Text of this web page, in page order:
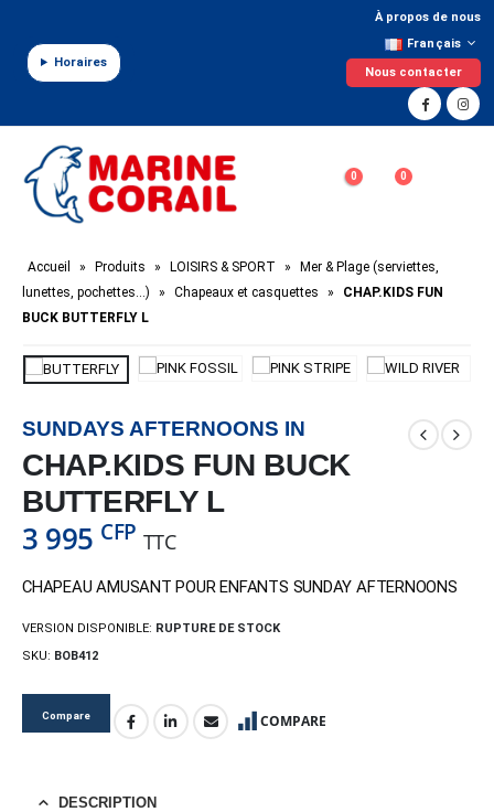
Horaires
À propos de nous
Français
Nous contacter
0 0
Accueil » Produits » LOISIRS & SPORT »
Mer & Plage (serviettes,
lunettes, pochettes…)
» Chapeaux et casquettes »
CHAP.KIDS FUN
BUCK BUTTERFLY L
SUNDAYS AFTERNOONS IN
CHAP.KIDS FUN BUCK
BUTTERFLY L
3 995 CFP TTC
CHAPEAU AMUSANT POUR ENFANTS SUNDAY AFTERNOONS
VERSION DISPONIBLE: RUPTURE DE STOCK
SKU: BOB412
Compare COMPARE
DESCRIPTION